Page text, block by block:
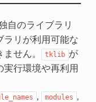
自のライブラリ
ラリが利用可能な
せん。
tklib が
行環境や再利用
, modules ,